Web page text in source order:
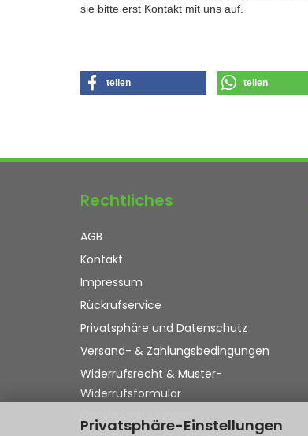
Privatsphäre-Einstellungen
sie bitte erst Kontakt mit uns auf.
teilen teilen
Rechtliches
AGB
Kontakt
Impressum
Rückrufservice
Privatsphäre und Datenschutz
Versand- & Zahlungsbedingungen
Widerrufsrecht & Muster-
Widerrufsformular